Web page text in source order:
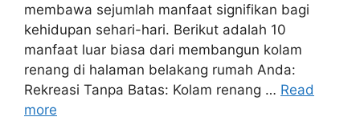
membawa sejumlah manfaat signifikan bagi
kehidupan sehari-hari. Berikut adalah 10
manfaat luar biasa dari membangun kolam
renang di halaman belakang rumah Anda:
Rekreasi Tanpa Batas: Kolam renang … Read
more